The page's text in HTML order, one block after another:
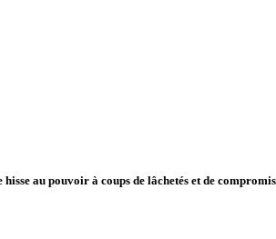
au pouvoir à coups de lâchetés et de